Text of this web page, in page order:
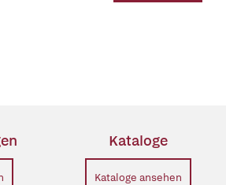
Kataloge
Kataloge ansehen